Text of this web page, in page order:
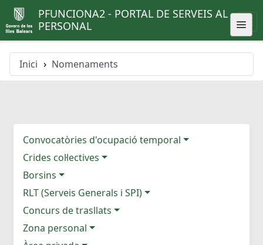
PFUNCIONA2 - PORTAL DE SERVEIS AL
PERSONAL
Inici Nomenaments
Convocatòries d'ocupació temporal
Crides col·lectives
Borsins
RLT (Serveis Generals i SPI)
Concurs de trasllats
Zona personal